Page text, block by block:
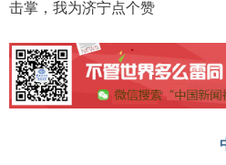
击掌，我为济宁点个赞